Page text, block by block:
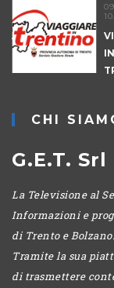
IN
CHI
G.E.T. Srl
La Televisione al
Informazioni e
di Trento e Bolzano.
Tramite la sua
di trasmettere